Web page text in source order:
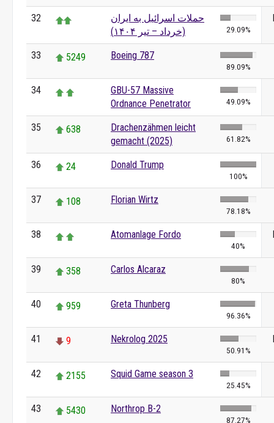
32
حملات اسرائیل به ایران
(خرداد – تیر ۱۴۰۴)
29.09%
33 5249 Boeing 787
89.09%
34
GBU-57 Massive
Ordnance Penetrator
49.09%
35 638
Drachenzähmen leicht
gemacht (2025)
61.82%
36 24 Donald Trump
100%
37 108 Florian Wirtz
78.18%
38 Atomanlage Fordo
40%
39 358 Carlos Alcaraz
80%
40 959 Greta Thunberg
96.36%
41 9 Nekrolog 2025
50.91%
42 2155 Squid Game season 3
25.45%
43 5430 Northrop B-2
87.27%